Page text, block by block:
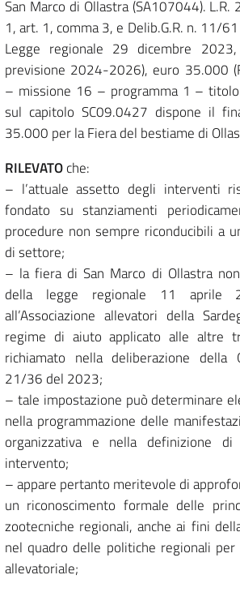
San Marco di Ollastra (SA107044).
1, art. 1, comma 3, e Delib.G.R. n. 11/
Legge regionale 29 dicembre
previsione 2024-2026), euro 35.000
– missione 16 – programma 1 –
sul capitolo SC09.0427 dispone il
35.000 per la Fiera del bestiame di
RILEVATOche:
– l’attuale assetto degli interventi
fondato su stanziamenti
procedure non sempre riconducibili a
di settore;
– la fiera di San Marco di Ollastra
della legge regionale 11
all’Associazione allevatori della
regime di aiuto applicato alle altre
richiamato nella deliberazione della
21/36 del 2023;
– tale impostazione può determinare
nella programmazione delle
organizzativa e nella definizione
intervento;
– appare pertanto meritevole di
un riconoscimento formale delle
zootecniche regionali, anche ai fini
nel quadro delle politiche regionali
allevatoriale;